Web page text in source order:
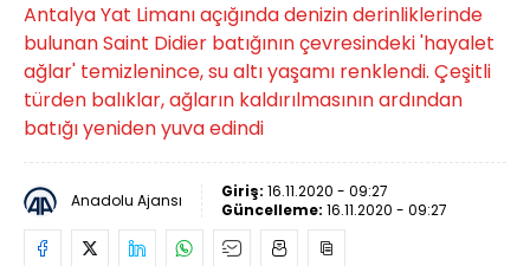
Antalya Yat Limanı açığında denizin derinliklerinde
bulunan Saint Didier batığının çevresindeki 'hayalet
ağlar' temizlenince, su altı yaşamı renklendi. Çeşitli
türden balıklar, ağların kaldırılmasının ardından
batığı yeniden yuva edindi
Anadolu Ajansı Giriş: 16.11.2020 - 09:27
Güncelleme: 16.11.2020 - 09:27